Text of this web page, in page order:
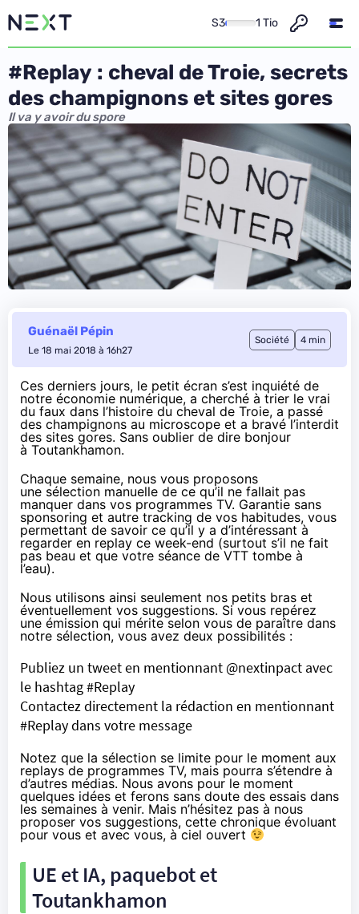
S3 1 Tio
#Replay : cheval de Troie, secrets
des champignons et sites gores
Il va y avoir du spore
Guénaël Pépin
Le 18 mai 2018 à 16h27
Société 4 min
Ces derniers jours, le petit écran s’est inquiété de
notre économie numérique, a cherché à trier le vrai
du faux dans l’histoire du cheval de Troie, a passé
des champignons au microscope et a bravé l’interdit
des sites gores. Sans oublier de dire bonjour
à Toutankhamon.
Chaque semaine, nous vous proposons
une sélection manuelle de ce qu’il ne fallait pas
manquer dans vos programmes TV. Garantie sans
sponsoring et autre tracking de vos habitudes, vous
permettant de savoir ce qu’il y a d’intéressant à
regarder en replay ce week-end (surtout s’il ne fait
pas beau et que votre séance de VTT tombe à
l’eau).
Nous utilisons ainsi seulement nos petits bras et
éventuellement vos suggestions. Si vous repérez
une émission qui mérite selon vous de paraître dans
notre sélection, vous avez deux possibilités :
Publiez un tweet en mentionnant @nextinpact avec
le hashtag #Replay
Contactez directement la rédaction en mentionnant
#Replay dans votre message
Notez que la sélection se limite pour le moment aux
replays de programmes TV, mais pourra s’étendre à
d’autres médias. Nous avons pour le moment
quelques idées et ferons sans doute des essais dans
les semaines à venir. Mais n’hésitez pas à nous
proposer vos suggestions, cette chronique évoluant
pour vous et avec vous, à ciel ouvert
UE et IA, paquebot et
Toutankhamon